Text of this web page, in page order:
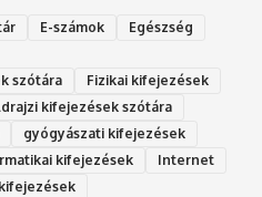
E-számok
Egészség
szótára
Fizikai kifejezések
kifejezések szótára
gyógyászati kifejezések
kifejezések
Internet